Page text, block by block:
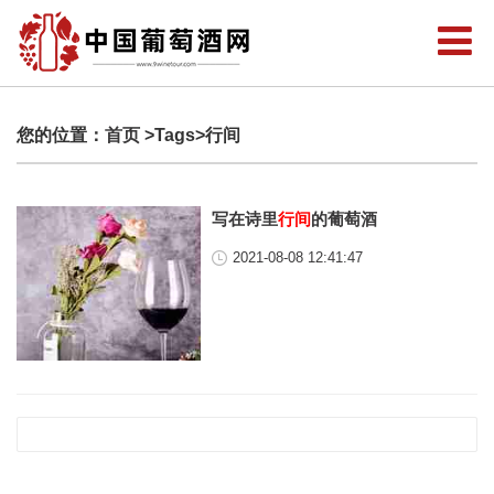
您的位置： 首页 >Tags>行间
写在诗里行间的葡萄酒
2021-08-08 12:41:47